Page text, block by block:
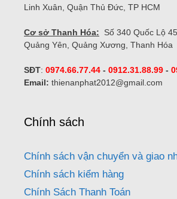
Linh Xuân, Quận Thủ Đức, TP HCM
Cơ sở Thanh Hóa: Số 340 Quốc Lộ
Quảng Yên, Quảng Xương, Thanh Hóa
SĐT: 0974.66.77.44 - 0912.31.88.99 -
Email: thienanphat2012@gmail.com
Chính sách
Chính sách vận chuyển và giao
Chính sách kiểm hàng
Chính Sách Thanh Toán